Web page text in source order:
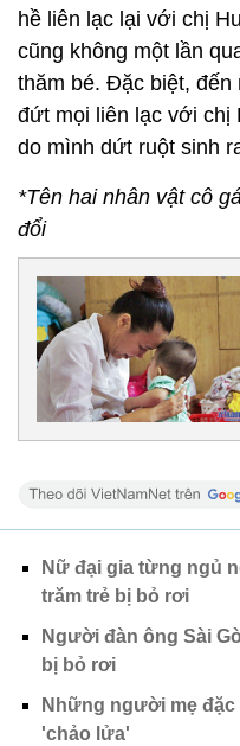
hề liên lạc lại với chị
cũng không một lần
thăm bé. Đặc biệt, đến
đứt mọi liên lạc với
do mình dứt ruột sinh
*Tên hai nhân vật cô
đổi
Nữ đại gia từng ngủ
trăm trẻ bị bỏ rơi
Người đàn ông Sài
bị bỏ rơi
Những người mẹ
'chảo lửa'